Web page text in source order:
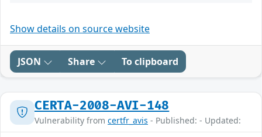
Show details on source website
JSON Share To clipboard
CERTA-2008-AVI-148
Vulnerability from certfr_avis - Published: - Updated: